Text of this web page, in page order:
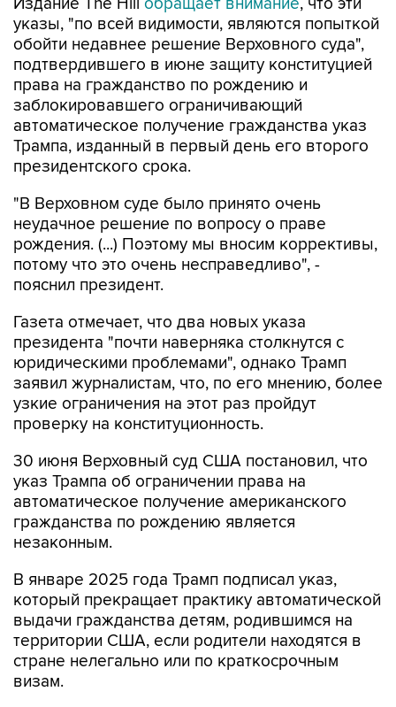
указы, "по всей видимости, являются попыткой
обойти недавнее решение Верховного суда",
подтвердившего в июне защиту конституцией
права на гражданство по рождению и
заблокировавшего ограничивающий
автоматическое получение гражданства указ
Трампа, изданный в первый день его второго
президентского срока.
"В Верховном суде было принято очень
неудачное решение по вопросу о праве
рождения. (...) Поэтому мы вносим коррективы,
потому что это очень несправедливо", -
пояснил президент.
Газета отмечает, что два новых указа
президента "почти наверняка столкнутся с
юридическими проблемами", однако Трамп
заявил журналистам, что, по его мнению, более
узкие ограничения на этот раз пройдут
проверку на конституционность.
30 июня Верховный суд США постановил, что
указ Трампа об ограничении права на
автоматическое получение американского
гражданства по рождению является
незаконным.
В январе 2025 года Трамп подписал указ,
который прекращает практику автоматической
выдачи гражданства детям, родившимся на
территории США, если родители находятся в
стране нелегально или по краткосрочным
визам.